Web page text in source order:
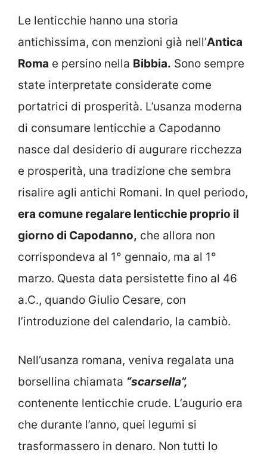
Le lenticchie hanno una storia
antichissima, con menzioni già nell’Antica
Roma e persino nella Bibbia. Sono sempre
state interpretate considerate come
portatrici di prosperità. L’usanza moderna
di consumare lenticchie a Capodanno
nasce dal desiderio di augurare ricchezza
e prosperità, una tradizione che sembra
risalire agli antichi Romani. In quel periodo,
era comune regalare lenticchie proprio il
giorno di Capodanno, che allora non
corrispondeva al 1° gennaio, ma al 1°
marzo. Questa data persistette fino al 46
a.C., quando Giulio Cesare, con
l’introduzione del calendario, la cambiò.
Nell’usanza romana, veniva regalata una
borsellina chiamata “scarsella”,
contenente lenticchie crude. L’augurio era
che durante l’anno, quei legumi si
trasformassero in denaro. Non tutti lo